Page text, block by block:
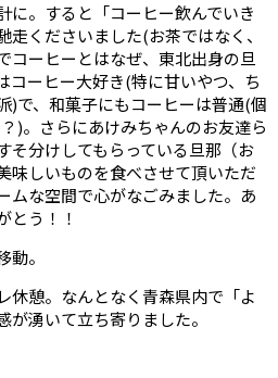
に。すると「コーヒー飲んでいき
走くださいました(お茶ではなく、
コーヒーとはなぜ、東北出身の旦
コーヒー大好き(特に甘いやつ、ち
)で、和菓子にもコーヒーは普通(個
)。さらにあけみちゃんのお友達ら
そ分けしてもらっている旦那（お
味しいものを食べさせて頂いただ
ムな空間で心がなごみました。あ
とう！！
。
休憩。なんとなく青森県内で「よ
湧いて立ち寄りました。